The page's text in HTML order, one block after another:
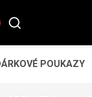
POUKAZY